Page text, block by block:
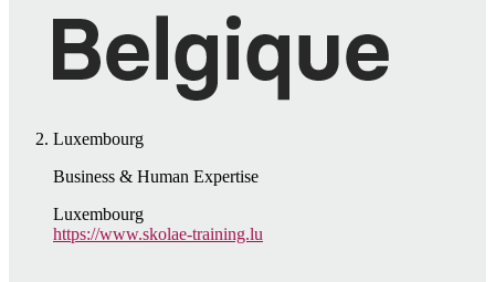
Luxembourg
Business & Human Expertise
Luxembourg
https://www.skolae-training.lu